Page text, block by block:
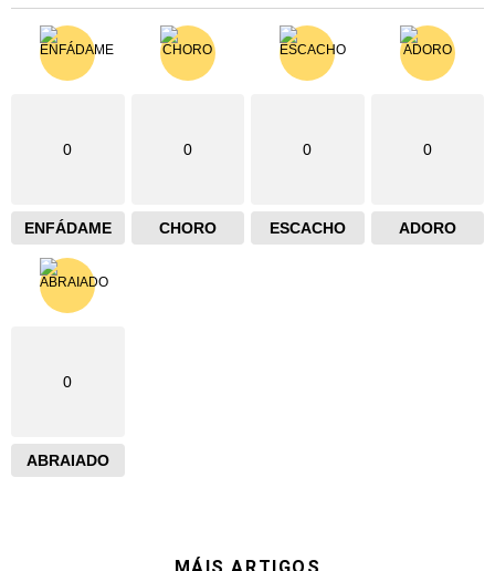
0
ENFÁDAME
0
CHORO
0
ESCACHO
0
ADORO
0
ABRAIADO